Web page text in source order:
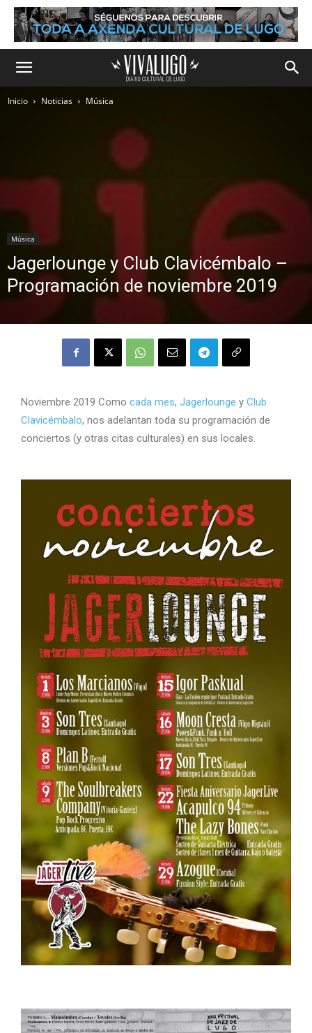
Inicio Noticias Música
Música
Jagerlounge y Club Clavicémbalo –
Programación de noviembre 2019
Noviembre 2019 Como cada mes, Jagerlounge y Club
Clavicémbalo, nos adelantan toda su programación de
conciertos (y otras citas culturales) en sus locales.